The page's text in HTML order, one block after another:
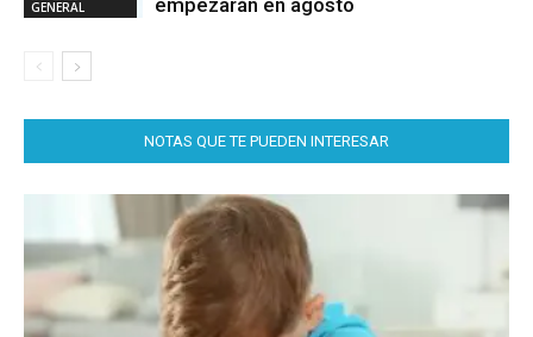
GENERAL
NOTAS QUE TE PUEDEN INTERESAR